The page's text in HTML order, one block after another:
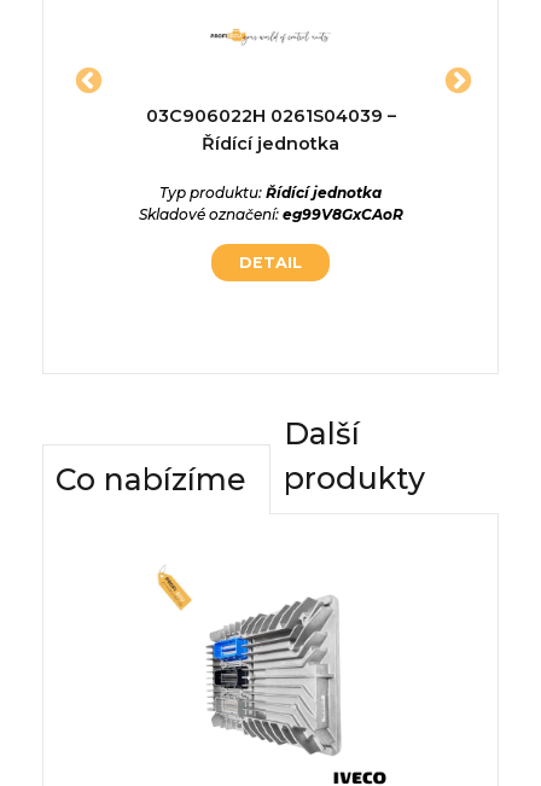
03C906022H 0261S04039 –
Řídící jednotka
Typ produktu: Řídící jednotka
Skladové označení: eg99V8GxCAoR
DETAIL
Co nabízíme
Další
produkty